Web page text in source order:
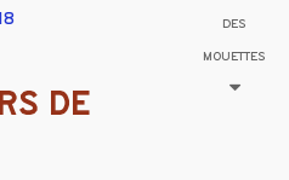
DES
MOUETTES
DE